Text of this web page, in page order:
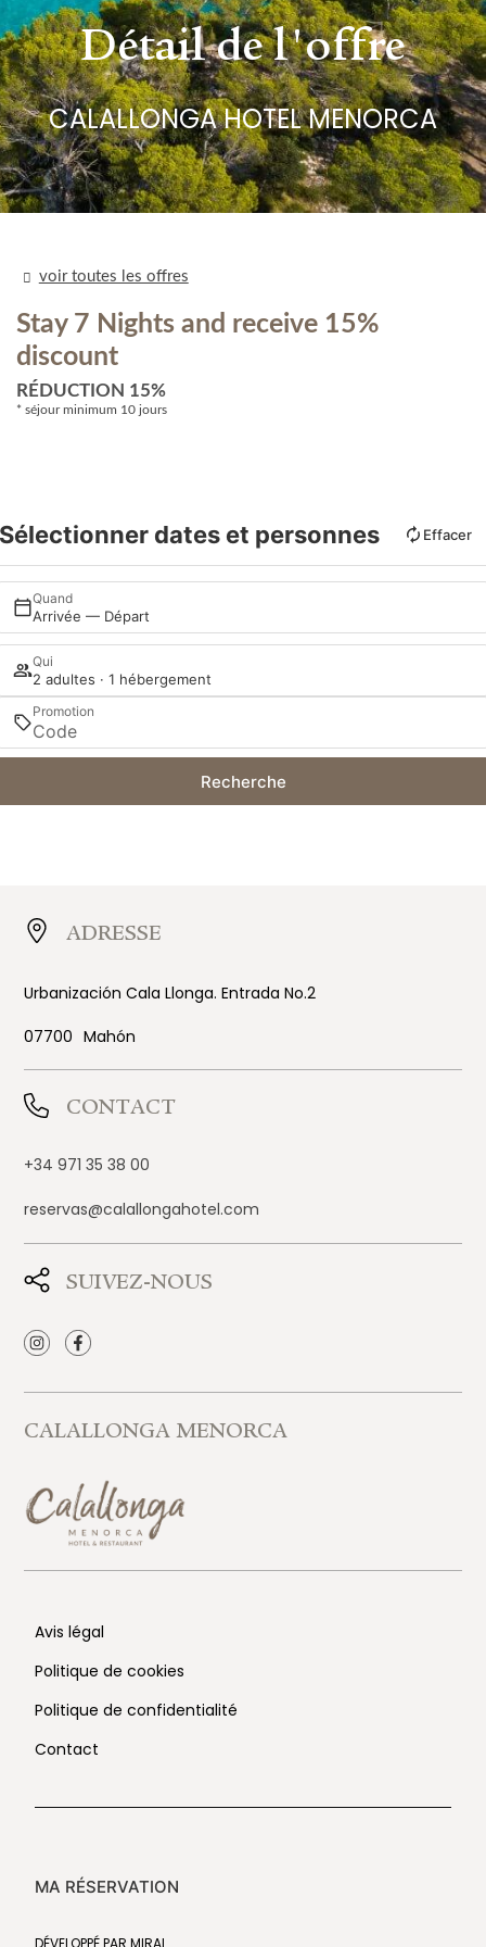
Détail de l'offre
CALALLONGA HOTEL MENORCA
voir toutes les offres
Stay 7 Nights and receive 15%
discount
​​RÉDUCTION 15%
séjour minimum 10 jours
Sélectionner dates et personnes Effacer
Quand
Arrivée — Départ
Qui
2 adultes · 1 hébergement
Promotion
Recherche
ADRESSE
Urbanización Cala Llonga. Entrada No.2
07700 Mahón
CONTACT
+34 971 35 38 00
reservas@calallongahotel.com
SUIVEZ-NOUS
CALALLONGA MENORCA
Avis légal
Politique de cookies
Politique de confidentialité
Contact
MA RÉSERVATION
DÉVELOPPÉ PARMIRAI